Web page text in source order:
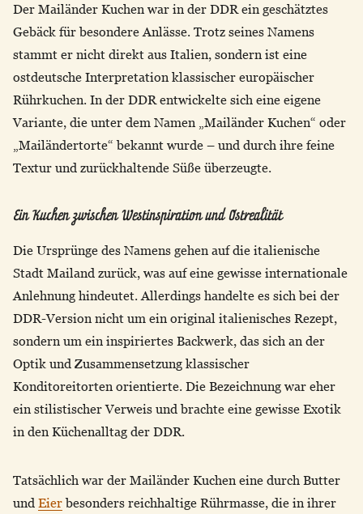
Der Mailänder Kuchen war in der DDR ein geschätztes
Gebäck für besondere Anlässe. Trotz seines Namens
stammt er nicht direkt aus Italien, sondern ist eine
ostdeutsche Interpretation klassischer europäischer
Rührkuchen. In der DDR entwickelte sich eine eigene
Variante, die unter dem Namen „Mailänder Kuchen“ oder
„Mailändertorte“ bekannt wurde – und durch ihre feine
Textur und zurückhaltende Süße überzeugte.
Ein Kuchen zwischen Westinspiration und Ostrealität
Die Ursprünge des Namens gehen auf die italienische
Stadt Mailand zurück, was auf eine gewisse internationale
Anlehnung hindeutet. Allerdings handelte es sich bei der
DDR-Version nicht um ein original italienisches Rezept,
sondern um ein inspiriertes Backwerk, das sich an der
Optik und Zusammensetzung klassischer
Konditoreitorten orientierte. Die Bezeichnung war eher
ein stilistischer Verweis und brachte eine gewisse Exotik
in den Küchenalltag der DDR.
Tatsächlich war der Mailänder Kuchen eine durch Butter
und Eierbesonders reichhaltige Rührmasse, die in ihrer